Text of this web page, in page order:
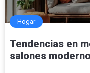
Hogar
Tendencias en
salones